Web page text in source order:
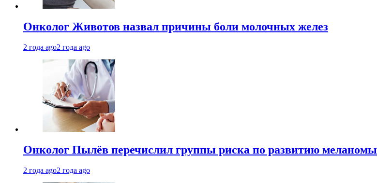
Онколог Животов назвал причины боли молочных желез
2 года ago2 года ago
Онколог Пылёв перечислил группы риска по развитию меланомы
2 года ago2 года ago